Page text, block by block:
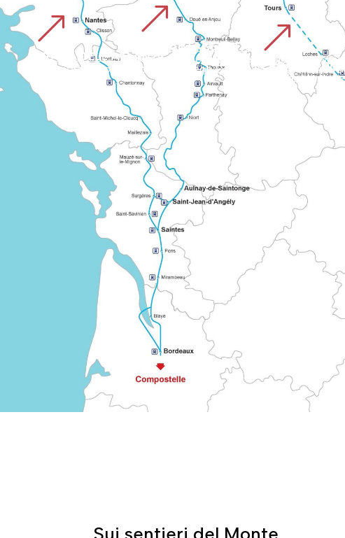
&
PERCORSO DI
Conosciuto come «Grand Chemin montois», parte da Tours via Le Mans e Mayenne. Il percorso segnalato si estende nelle Alpi Mancelles verso Le Mont.
&
VIA PLANTAGENETA
Un itinerario europeo segnalato che collega diverse regioni della Francia sul cammino di Santiago de Compostela. Illustra la cooperazione di lunga data tra le reti storiche di pellegrinaggio.
&
STRADA DELL'ATLANTICO
Un percorso «condiviso» che collega Bordeaux alle grandi